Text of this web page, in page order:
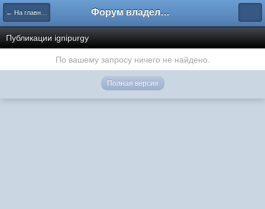
← На главную Форум владельцев интернет-магазинов
Публикации ignipurgy
По вашему запросу ничего не найдено.
Полная версия